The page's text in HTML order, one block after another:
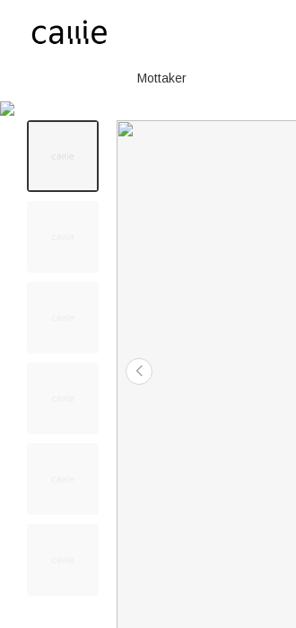
Mottaker